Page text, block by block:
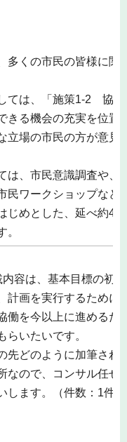
多くの市民の皆様に関
ては、「施策1-2 協働
きる機会の充実を位置
立場の市民の方が意見
は、市民意識調査や、
民ワークショップなど
じめとした、延べ約
。
内容は、基本目標の初
計画を実行するために
働を今以上に進めるた
らいたいです。
先どのように加筆され
なので、コンサル任せ
します。（件数：1件）